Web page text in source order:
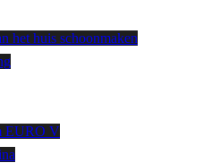
het huis schoonmaken
EURO V